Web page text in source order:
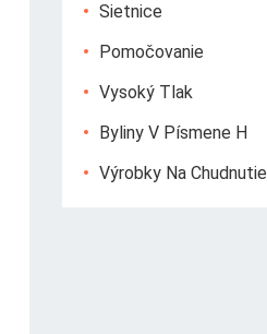
Sietnice
Pomočovanie
Vysoký Tlak
Byliny V Písmene H
Výrobky Na Chudnutie